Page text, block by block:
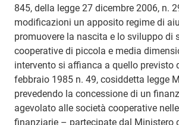
845, della legge 27 dicembre 2006, n.
modificazioni un apposito regime di
promuovere la nascita e lo sviluppo di
cooperative di piccola e media
intervento si affianca a quello previsto
febbraio 1985 n. 49, cosiddetta legge
prevedendo la concessione di un
agevolato alle società cooperative
finanziarie – partecipate dal Ministero